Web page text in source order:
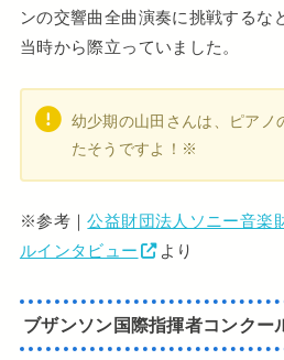
ンの交響曲全曲演奏に挑戦するな
当時から際立っていました。
幼少期の山田さんは、ピアノ
たそうですよ！※
※参考｜公益財団法人ソニー音楽
ルインタビュー
より
ブザンソン国際指揮者コンクー